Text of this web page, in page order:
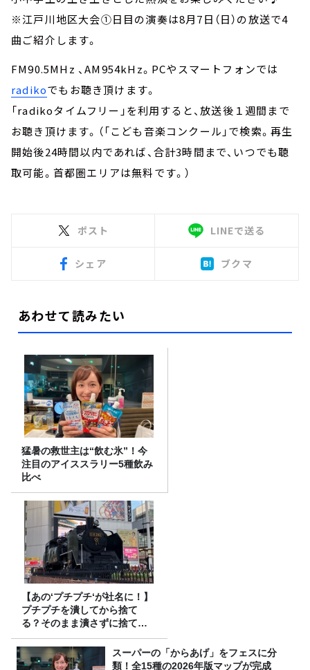
※江戸川地区大会①日目の演奏は8月7日（日）の放送で4
曲ご紹介します。
FM90.5MHz 、AM954kHz。PCやスマートフォンでは
radikoでもお聴き頂けます。
「radikoタイムフリー」を利用すると、放送後１週間まで
お聴き頂けます。（「こども音楽コンクール」で検索。再生
開始後24時間以内であれば、合計3時間まで、いつでも聴
取可能。首都圏エリアは無料です。）
ポスト LINEで送る
シェア ブクマ
あわせて読みたい
猛暑の救世主は“飲む氷”！今
注目のアイススラリー5種飲み
比べ
【あの‘プチプチ‘が社名に！】
プチプチを潰してから捨て
る？そのまま潰さずに捨て
る？
スーパーの「からあげ」をフェスに分
類！全15種の2026年版マップが完成